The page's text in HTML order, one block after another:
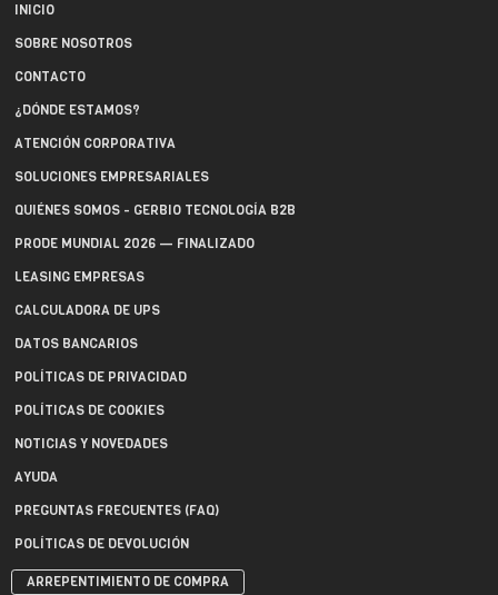
INICIO
SOBRE NOSOTROS
CONTACTO
¿DÓNDE ESTAMOS?
ATENCIÓN CORPORATIVA
SOLUCIONES EMPRESARIALES
QUIÉNES SOMOS - GERBIO TECNOLOGÍA B2B
PRODE MUNDIAL 2026 — FINALIZADO
LEASING EMPRESAS
CALCULADORA DE UPS
DATOS BANCARIOS
POLÍTICAS DE PRIVACIDAD
POLÍTICAS DE COOKIES
NOTICIAS Y NOVEDADES
AYUDA
PREGUNTAS FRECUENTES (FAQ)
POLÍTICAS DE DEVOLUCIÓN
ARREPENTIMIENTO DE COMPRA